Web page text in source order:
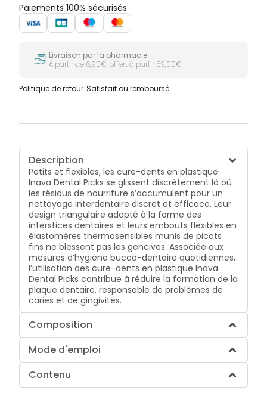
Paiements 100% sécurisés
Livraison par la pharmacie
À partir de 6,90€, offert à partir 59,00€
Politique de retour Satisfait ou remboursé
Description
Petits et flexibles, les cure-dents en plastique
Inava Dental Picks se glissent discrètement là où
les résidus de nourriture s’accumulent pour un
nettoyage interdentaire discret et efficace. Leur
design triangulaire adapté à la forme des
interstices dentaires et leurs embouts flexibles en
élastomères thermosensibles munis de picots
fins ne blessent pas les gencives. Associée aux
mesures d’hygiène bucco-dentaire quotidiennes,
l’utilisation des cure-dents en plastique Inava
Dental Picks contribue à réduire la formation de la
plaque dentaire, responsable de problèmes de
caries et de gingivites.
Composition
Mode d'emploi
Contenu